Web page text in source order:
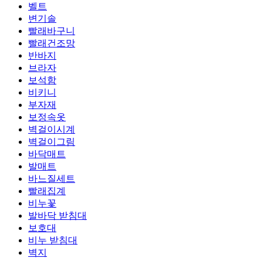
벨트
변기솔
빨래바구니
빨래건조망
반바지
브라자
보석함
비키니
부자재
보정속옷
벽걸이시계
벽걸이그림
바닥매트
발매트
바느질세트
빨래집계
비누꽃
발바닥 받침대
보호대
비누 받침대
벽지